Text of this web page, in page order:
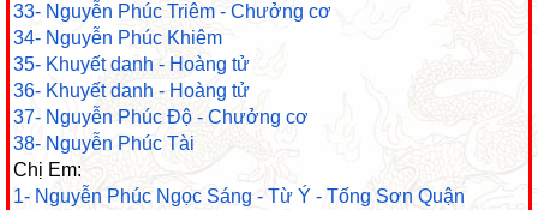
33- Nguyễn Phúc Triêm - Chưởng cơ
34- Nguyễn Phúc Khiêm
35- Khuyết danh - Hoàng tử
36- Khuyết danh - Hoàng tử
37- Nguyễn Phúc Độ - Chưởng cơ
38- Nguyễn Phúc Tài
Chị Em:
1- Nguyễn Phúc Ngọc Sáng - Từ Ý - Tống Sơn Quận